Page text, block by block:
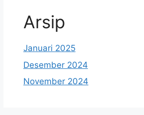
Arsip
Januari 2025
Desember 2024
November 2024